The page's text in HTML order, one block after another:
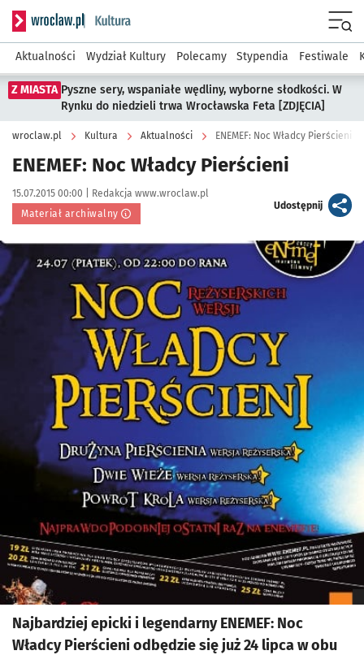
Serwis informacyjny wroclaw.pl podserwis: Kultura
Aktualności Wydział Kultury Polecamy Stypendia Festiwale
Z MIASTA Pyszne sery, wspaniałe wędliny, wyborne słodkości. W
Rynku do niedzieli trwa Wrocławska Feta [ZDJĘCIA]
wroclaw.pl Kultura Aktualności ENEMEF: Noc Władcy Pierścieni
ENEMEF: Noc Władcy Pierścieni
Data publikacji:
15.07.2015 00:00 | Autor:
Redakcja www.wroclaw.pl
Materiał archiwalny
Udostępnijartykuł
Kliknij, aby powiększyć
Najbardziej epicki i legendarny ENEMEF: Noc
Władcy Pierścieni odbędzie się już 24 lipca w obu